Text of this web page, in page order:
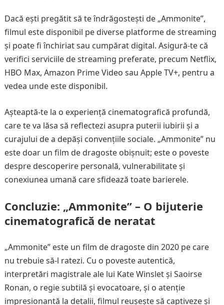
Dacă ești pregătit să te îndrăgostești de „Ammonite”,
filmul este disponibil pe diverse platforme de streaming
și poate fi închiriat sau cumpărat digital. Asigură-te că
verifici serviciile de streaming preferate, precum Netflix,
HBO Max, Amazon Prime Video sau Apple TV+, pentru a
vedea unde este disponibil.
Așteaptă-te la o experiență cinematografică profundă,
care te va lăsa să reflectezi asupra puterii iubirii și a
curajului de a depăși convențiile sociale. „Ammonite” nu
este doar un film de dragoste obișnuit; este o poveste
despre descoperire personală, vulnerabilitate și
conexiunea umană care sfidează toate barierele.
Concluzie: „Ammonite” – O bijuterie
cinematografică de neratat
„Ammonite” este un film de dragoste din 2020 pe care
nu trebuie să-l ratezi. Cu o poveste autentică,
interpretări magistrale ale lui Kate Winslet și Saoirse
Ronan, o regie subtilă și evocatoare, și o atenție
impresionantă la detalii, filmul reușește să captiveze și